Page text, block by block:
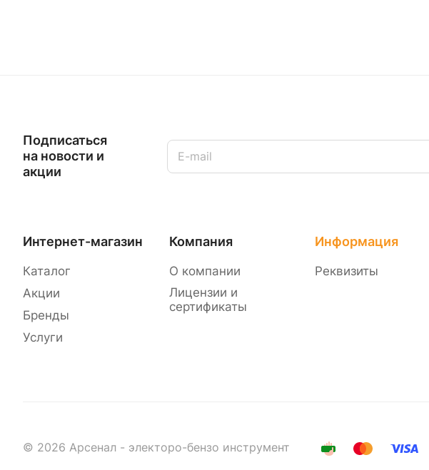
Подписаться
на новости и
акции
Интернет-магазин
Каталог
Акции
Бренды
Услуги
Компания
О компании
Лицензии и
сертификаты
Информация
Реквизиты
© 2026 Арсенал - электоро-бензо инструмент